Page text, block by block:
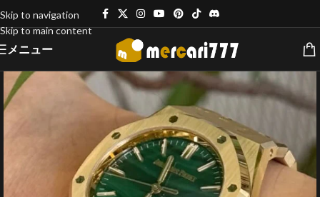
Skip to navigation
Skip to main content
メニュー